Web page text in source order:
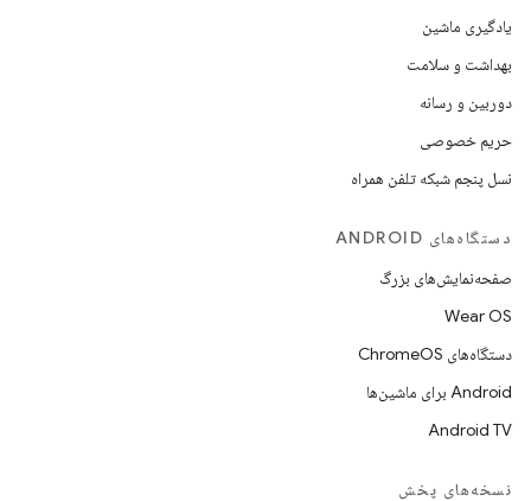
یادگیری ماشین
بهداشت و سلامت
دوربین و رسانه
حریم خصوصی
نسل پنجم شبکه تلفن همراه
دستگاه‌های ANDROID
صفحه‌نمایش‌های بزرگ
Wear OS
دستگاه‌های ChromeOS
Android برای ماشین‌ها
Android TV
نسخه‌های پخش